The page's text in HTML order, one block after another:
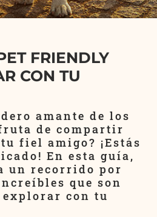
FRIENDLY
CON TU
amante de los
de compartir
fiel amigo? ¡Estás
En esta guía,
un recorrido por
que son
con tu